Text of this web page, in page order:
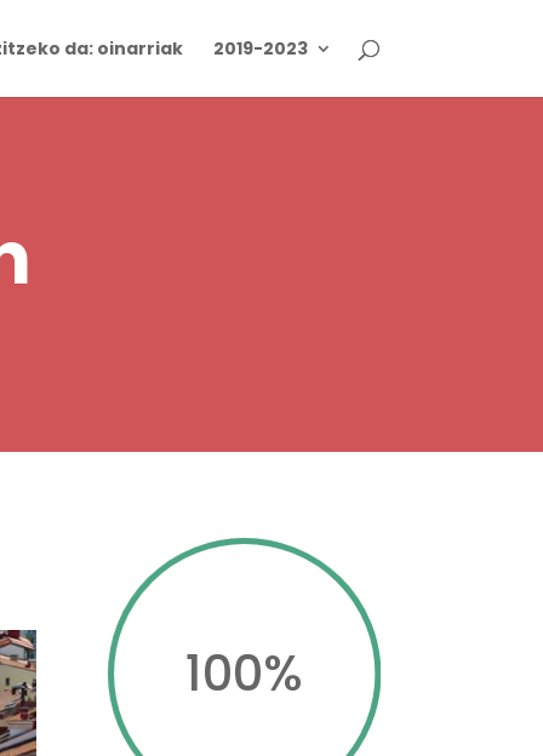
da: oinarriak 2019-2023
100%